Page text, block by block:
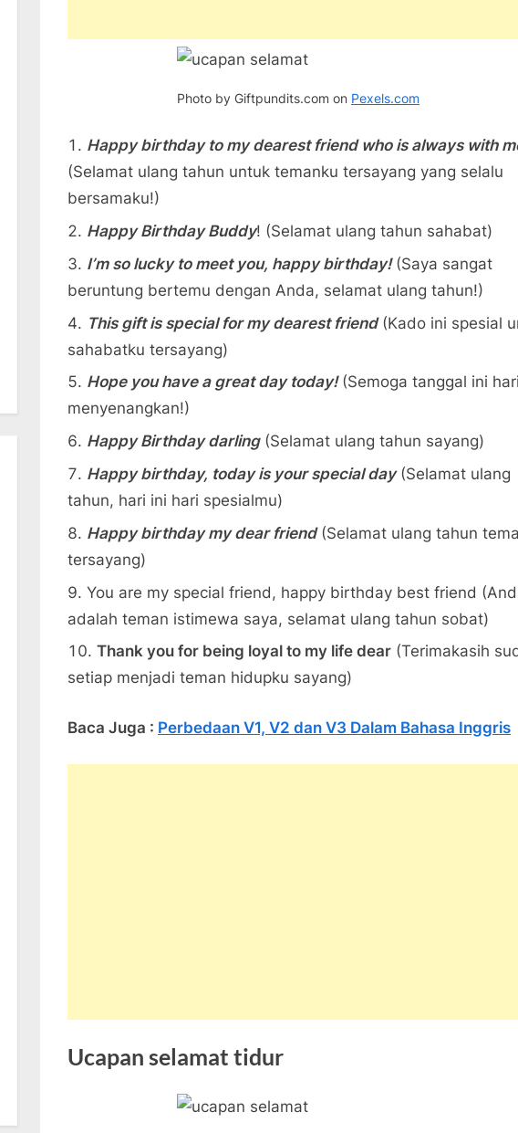
Photo by Giftpundits.com on Pexels.com
Happy birthday to my dearest friend who is always with
(Selamat ulang tahun untuk temanku tersayang yang selalu
bersamaku!)
Happy Birthday Buddy! (Selamat ulang tahun sahabat)
I’m so lucky to meet you, happy birthday!(Saya sangat
beruntung bertemu dengan Anda, selamat ulang tahun!)
This gift is special for my dearest friend(Kado ini spesial
sahabatku tersayang)
Hope you have a great day today!(Semoga tanggal ini
menyenangkan!)
Happy Birthday darling(Selamat ulang tahun sayang)
Happy birthday, today is your special day(Selamat ulang
tahun, hari ini hari spesialmu)
Happy birthday my dear friend(Selamat ulang tahun
tersayang)
You are my special friend, happy birthday best friend
adalah teman istimewa saya, selamat ulang tahun sobat)
Thank you for being loyal to my life dear (Terimakasih
setiap menjadi teman hidupku sayang)
Baca Juga : Perbedaan V1, V2 dan V3 Dalam Bahasa Inggris
Ucapan selamat tidur